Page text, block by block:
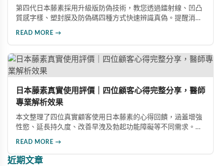
第四代日本藤素採用升級版防偽技術，教您透過鐳射線、凹凸
質感字樣、塑封膜及防偽碼四種方式快速辨識真偽。提醒消費
READ MORE →
日本藤素真實使用評價｜四位顧客心得完整分享，醫師
專業解析效果
本文整理了四位真實顧客使用日本藤素的心得回饋，涵蓋增強
性慾、延長持久度、改善早洩及勃起功能障礙等不同需求。多
READ MORE →
近期文章